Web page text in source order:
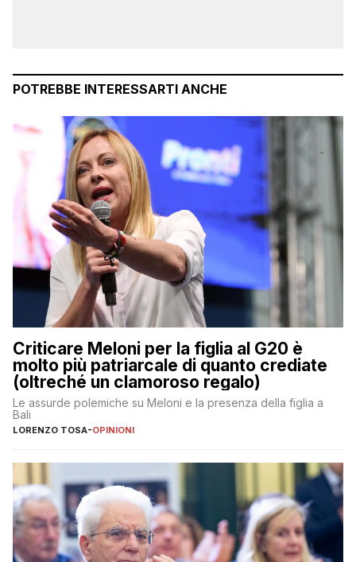
POTREBBE INTERESSARTI ANCHE
Criticare Meloni per la figlia al G20 è
molto più patriarcale di quanto crediate
(oltreché un clamoroso regalo)
Le assurde polemiche su Meloni e la presenza della figlia a
Bali
LORENZO TOSA-OPINIONI